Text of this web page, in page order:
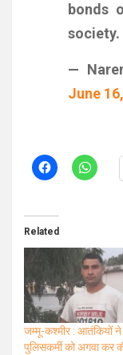
bonds
society.
—
June
Related
जम्मू-कश्मीर : आतंकियों
पुलिसकर्मी को अगवा कर